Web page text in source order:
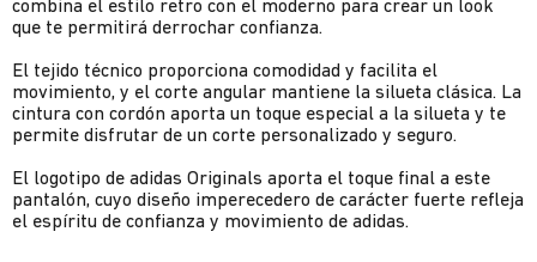
combina el estilo retro con el moderno para crear un look
que te permitirá derrochar confianza.
El tejido técnico proporciona comodidad y facilita el
movimiento, y el corte angular mantiene la silueta clásica. La
cintura con cordón aporta un toque especial a la silueta y te
permite disfrutar de un corte personalizado y seguro.
El logotipo de adidas Originals aporta el toque final a este
pantalón, cuyo diseño imperecedero de carácter fuerte refleja
el espíritu de confianza y movimiento de adidas.